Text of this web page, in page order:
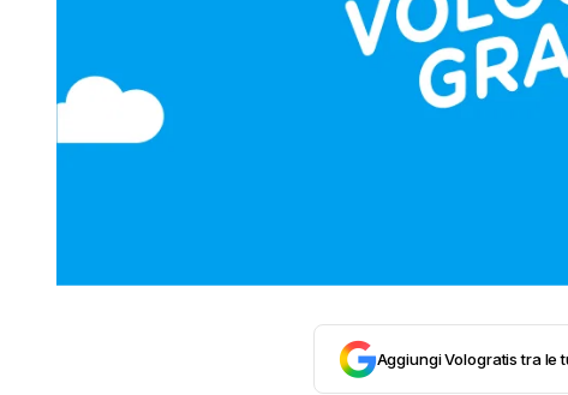
Aggiungi Vologratis tra le